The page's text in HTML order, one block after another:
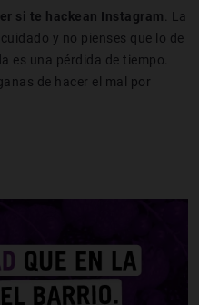
si te hackean Instagram . La
y no pienses que lo de
es una pérdida de tiempo.
de hacer el mal por